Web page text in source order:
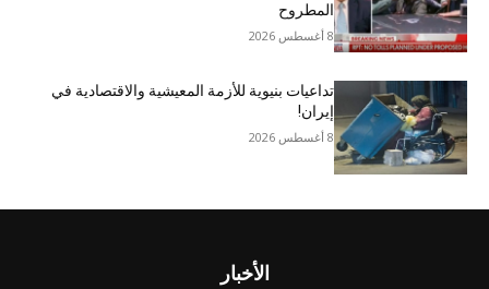
المطروح
8 أغسطس 2026
تداعيات بنيوية للأزمة المعيشية والاقتصادية في
إيران!
8 أغسطس 2026
الأخبار